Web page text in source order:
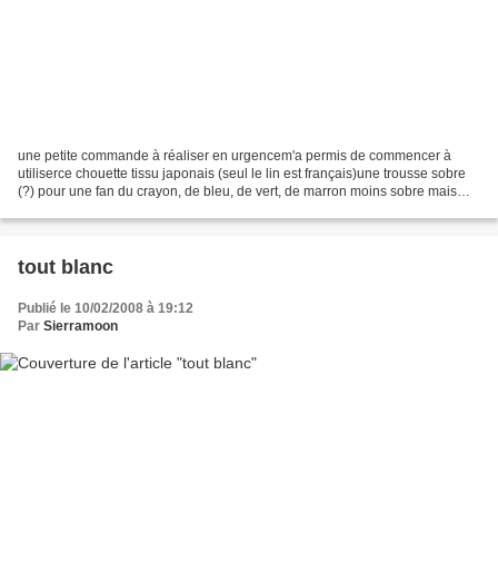
une petite commande à réaliser en urgencem'a permis de commencer à
utiliserce chouette tissu japonais (seul le lin est français)une trousse sobre
(?) pour une fan du crayon, de bleu, de vert, de marron moins sobre mais
tout blanc
Publié le 10/02/2008 à 19:12
Par Sierramoon